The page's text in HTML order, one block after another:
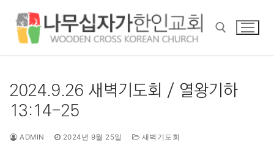
2024.9.26 새벽기도회 / 열왕기하
13:14-25
ADMIN 2024년 9월 25일 새벽기도회